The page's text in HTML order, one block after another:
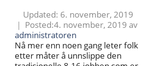
6. november, 2019
4. november, 2019 av
administratoren
Nå mer enn noen gang leter folk
etter måter å unnslippe den